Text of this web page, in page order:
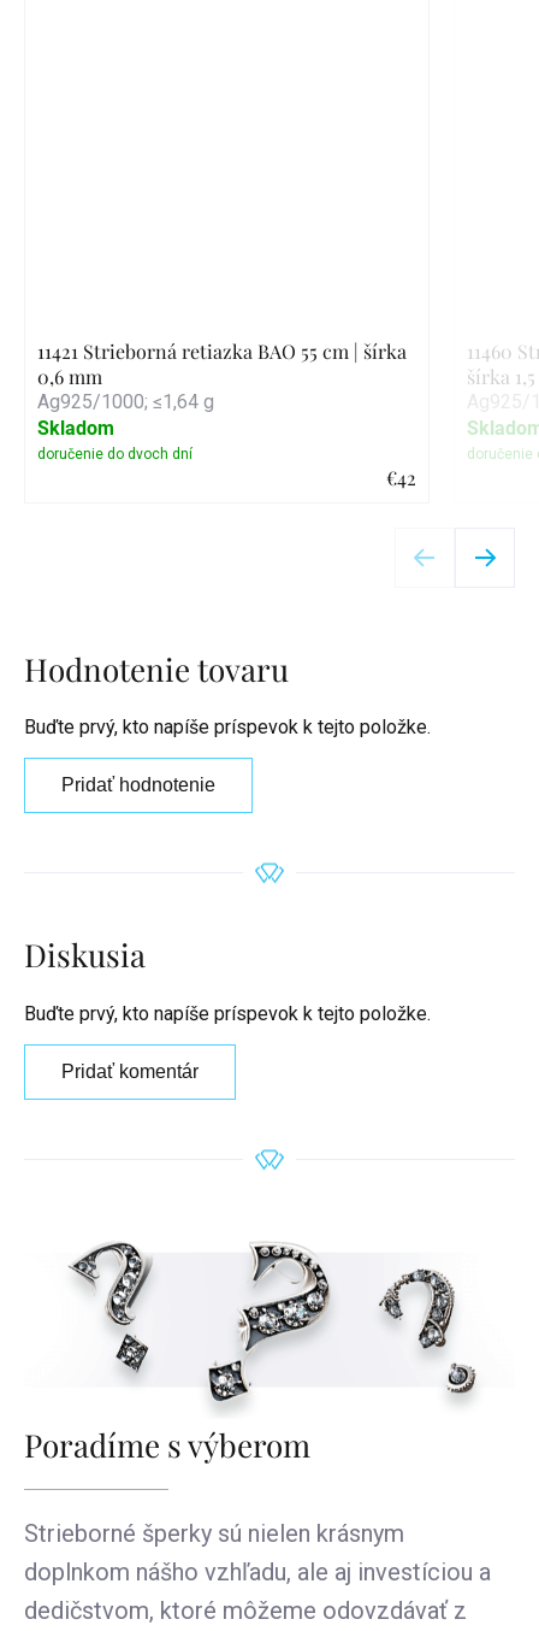
11421 Strieborná retiazka BAO 55 cm | šírka
0,6 mm
Ag925/1000; ≤1,64 g
€42
Skladom
11460
šírka
Hodnotenie tovaru
Buďte prvý, kto napíše príspevok k tejto položke.
Pridať hodnotenie
Diskusia
Buďte prvý, kto napíše príspevok k tejto položke.
Pridať komentár
Poradíme s výberom
Strieborné šperky sú nielen krásnym
doplnkom nášho vzhľadu, ale aj investíciou a
dedičstvom, ktoré môžeme odovzdávať z